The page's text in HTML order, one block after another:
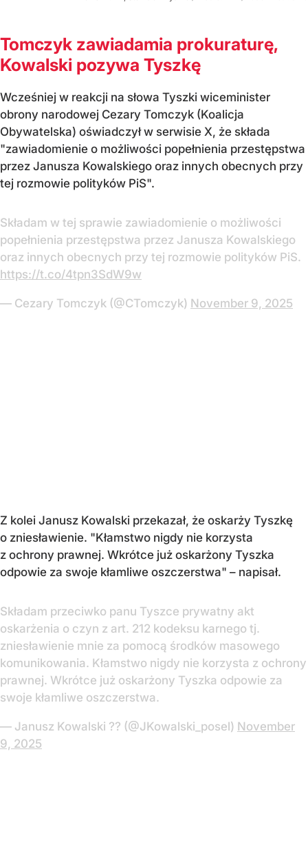
Tomczyk zawiadamia prokuraturę,
Kowalski pozywa Tyszkę
Wcześniej w reakcji na słowa Tyszki wiceminister
obrony narodowej Cezary Tomczyk (Koalicja
Obywatelska) oświadczył w serwisie X, że składa
"zawiadomienie o możliwości popełnienia przestępstwa
przez Janusza Kowalskiego oraz innych obecnych przy
tej rozmowie polityków PiS".
Składam w tej sprawie zawiadomienie o możliwości
popełnienia przestępstwa przez Janusza Kowalskiego
oraz innych obecnych przy tej rozmowie polityków PiS.
https://t.co/4tpn3SdW9w
— Cezary Tomczyk (@CTomczyk) November 9, 2025
Z kolei Janusz Kowalski przekazał, że oskarży Tyszkę
o zniesławienie. "Kłamstwo nigdy nie korzysta
z ochrony prawnej. Wkrótce już oskarżony Tyszka
odpowie za swoje kłamliwe oszczerstwa" – napisał.
Składam przeciwko panu Tyszce prywatny akt
oskarżenia o czyn z art. 212 kodeksu karnego tj.
zniesławienie mnie za pomocą środków masowego
komunikowania. Kłamstwo nigdy nie korzysta z ochrony
prawnej. Wkrótce już oskarżony Tyszka odpowie za
swoje kłamliwe oszczerstwa.
— Janusz Kowalski ?? (@JKowalski_posel) November
9, 2025